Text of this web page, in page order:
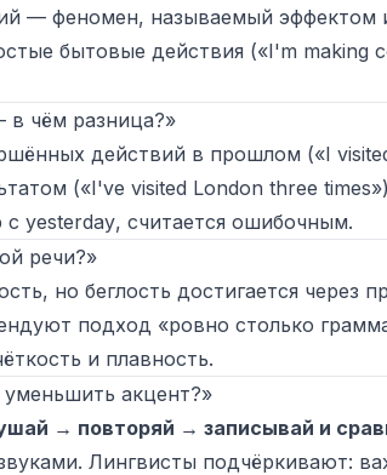
— феномен, называемый эффектом
бытовые действия («I'm making
в чём разница?»
действий в прошлом («I
(«I've visited London three times
с yesterday, считается ошибочным.
речи?»
но беглость достигается через
подход «ровно столько
и плавность.
акцент?»
→ повторяй → записывай и
Лингвисты подчёркивают: